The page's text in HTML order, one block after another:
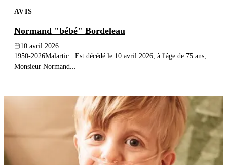
AVIS
Normand "bébé" Bordeleau
10 avril 2026
1950-2026Malartic : Est décédé le 10 avril 2026, à l'âge de 75 ans,
Monsieur Normand...